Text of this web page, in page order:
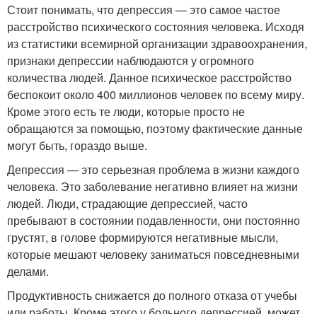
Стоит понимать, что депрессия — это самое частое
расстройство психического состояния человека. Исходя
из статистики всемирной организации здравоохранения,
признаки депрессии наблюдаются у огромного
количества людей. Данное психическое расстройство
беспокоит около 400 миллионов человек по всему миру.
Кроме этого есть те люди, которые просто не
обращаются за помощью, поэтому фактические данные
могут быть, гораздо выше.
Депрессия — это серьезная проблема в жизни каждого
человека. Это заболевание негативно влияет на жизни
людей. Люди, страдающие депрессией, часто
пребывают в состоянии подавленности, они постоянно
грустят, в голове формируются негативные мысли,
которые мешают человеку заниматься повседневными
делами.
Продуктивность снижается до полного отказа от учебы